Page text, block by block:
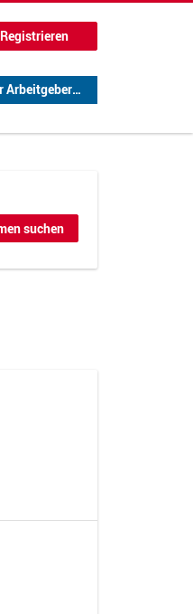
Registrieren
Für Arbeitgeber